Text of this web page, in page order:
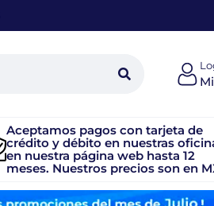
Aceptamos pagos con tarjeta de
crédito y débito en nuestras
en nuestra página web hasta 12
meses. Nuestros precios son en